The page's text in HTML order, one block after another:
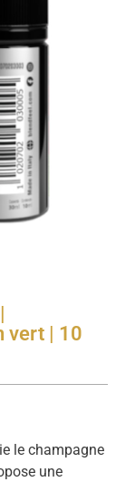
vert | 10
le champagne
une